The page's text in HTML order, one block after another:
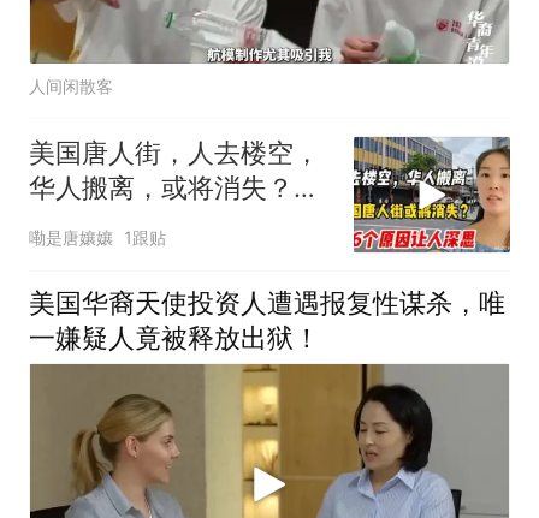
人间闲散客
美国唐人街，人去楼空，
华人搬离，或将消失？谈
起原因现实又痛心
嘞是唐孃孃 1跟贴
美国华裔天使投资人遭遇报复性谋杀，唯
一嫌疑人竟被释放出狱！